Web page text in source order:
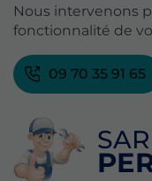
Nous intervenons
fonctionnalité de
09 70 35 91 65